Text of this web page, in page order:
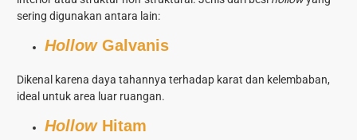
sering digunakan antara lain:
HollowGalvanis
Dikenal karena daya tahannya terhadap karat dan kelembaban,
ideal untuk area luar ruangan.
HollowHitam